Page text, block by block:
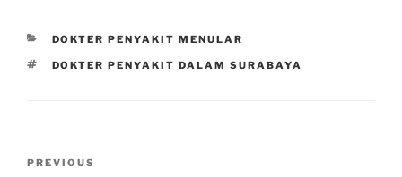
CATEGORIES
DOKTER PENYAKIT MENULAR
TAGS
DOKTER PENYAKIT DALAM SURABAYA
Previous
PREVIOUS